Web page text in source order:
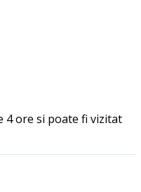
4 ore si poate fi vizitat